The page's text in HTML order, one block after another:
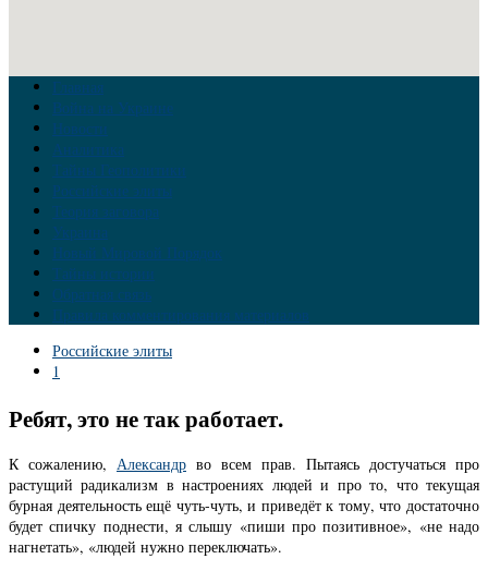
Главная
Война на Украине
Новости
Аналитика
Тайны Геополитики
Российские элиты
Теория заговора
Украина
Новый Мировой Порядок
Тайны истории
Обратная связь
Правила комментирования материалов
Российские элиты
1
Ребят, это не так работает.
К сожалению, Александр во всем прав. Пытаясь достучаться про
растущий радикализм в настроениях людей и про то, что текущая
бурная деятельность ещё чуть-чуть, и приведёт к тому, что достаточно
будет спичку поднести, я слышу «пиши про позитивное», «не надо
нагнетать», «людей нужно переключать».